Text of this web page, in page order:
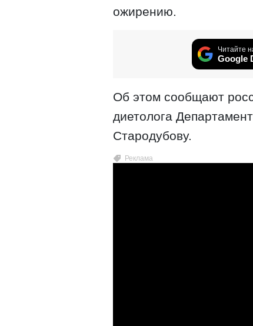
ожирению.
Читайте
Google
Об этом сообщают
диетолога
Стародубову.